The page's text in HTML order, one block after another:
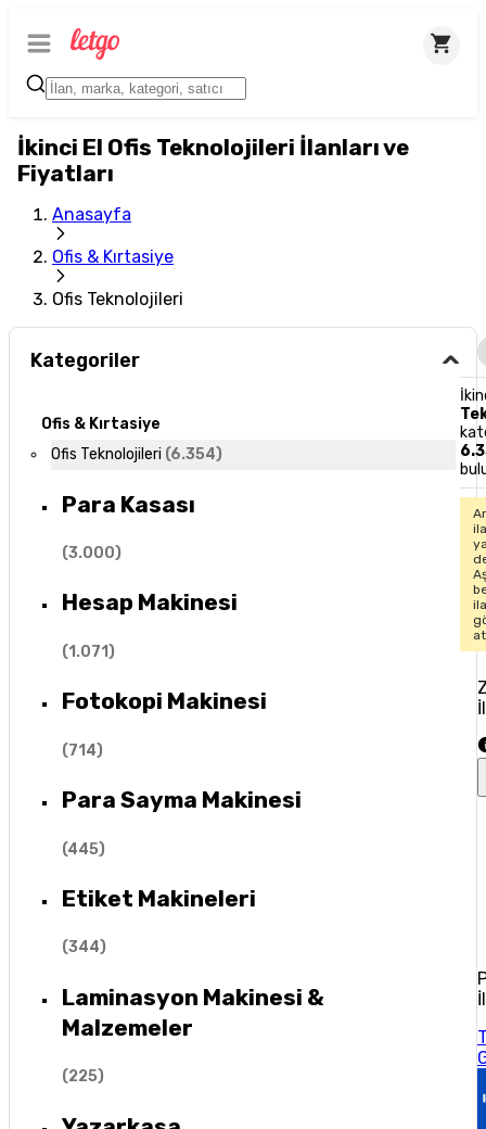
İkinci El Ofis Teknolojileri İlanları ve
Fiyatları
Anasayfa
Ofis & Kırtasiye
Ofis Teknolojileri
Kategoriler
Ofis & Kırtasiye
Ofis Teknolojileri (6.354)
Para Kasası
(3.000)
Hesap Makinesi
(1.071)
Fotokopi Makinesi
(714)
Para Sayma Makinesi
(445)
Etiket Makineleri
(344)
Laminasyon Makinesi &
Malzemeler
(225)